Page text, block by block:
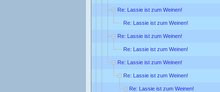
Re: Lassie ist zum Weinen!
Re: Lassie ist zum Weinen!
Re: Lassie ist zum Weinen!
Re: Lassie ist zum Weinen!
Re: Lassie ist zum Weinen!
Re: Lassie ist zum Weinen!
Re: Lassie ist zum Weinen!